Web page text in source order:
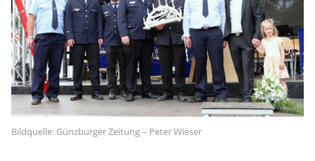
Bildquelle: Günzburger Zeitung – Peter Wieser